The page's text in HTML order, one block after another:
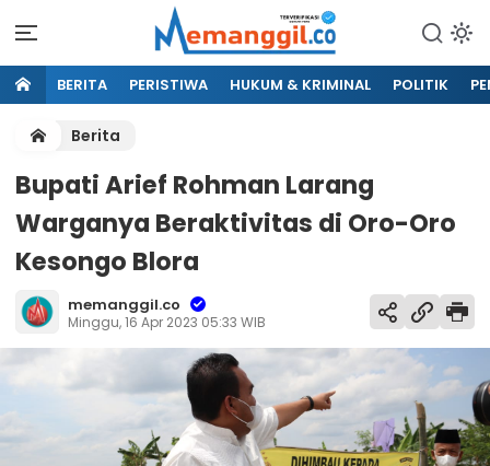
BERITA PERISTIWA HUKUM & KRIMINAL POLITIK
Berita
Bupati Arief Rohman Larang
Warganya Beraktivitas di Oro-Oro
Kesongo Blora
memanggil.co
Minggu, 16 Apr 2023 05:33 WIB